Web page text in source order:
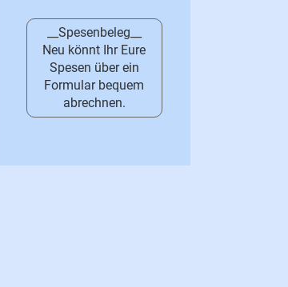
__Spesenbeleg__
Neu könnt Ihr Eure
Spesen über ein
Formular bequem
abrechnen.